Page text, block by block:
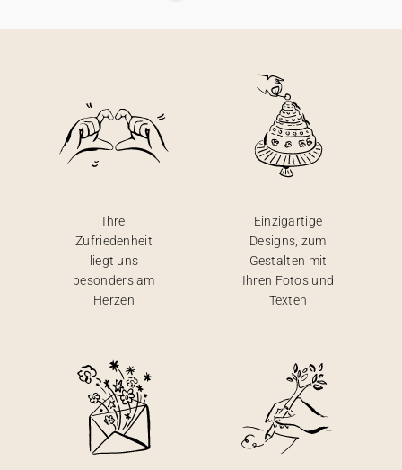
Ihre
Zufriedenheit
liegt uns
besonders am
Herzen
Einzigartige
Designs, zum
Gestalten mit
Ihren Fotos und
Texten